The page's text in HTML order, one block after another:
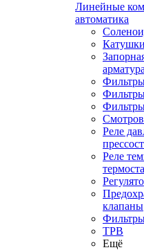
Линейные
автоматика
Катушки
Реле
Реле
клапаны
ТРВ
Ещё